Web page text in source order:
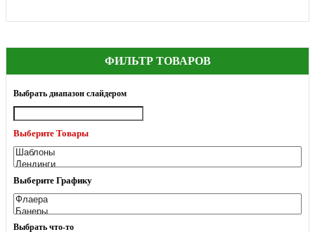
ФИЛЬТР ТОВАРОВ
Выбрать диапазон слайдером
Выберите Товары
Выберите Графику
Выбрать что-то